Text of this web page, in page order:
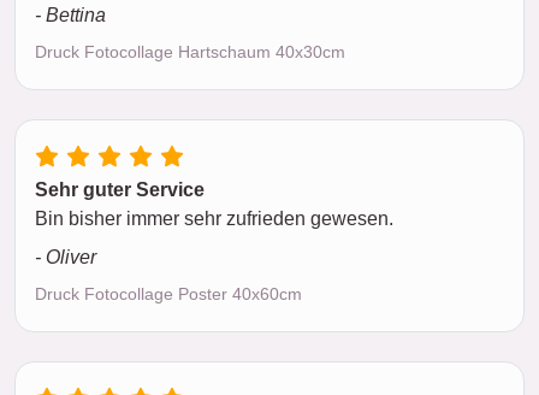
- Bettina
Druck Fotocollage Hartschaum 40x30cm
Sehr guter Service
Bin bisher immer sehr zufrieden gewesen.
- Oliver
Druck Fotocollage Poster 40x60cm